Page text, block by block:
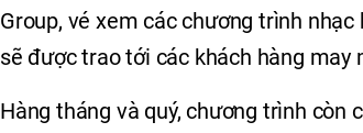
Group, vé xem các chương trình
sẽ được trao tới các khách hàng may
Hàng tháng và quý, chương trình còn